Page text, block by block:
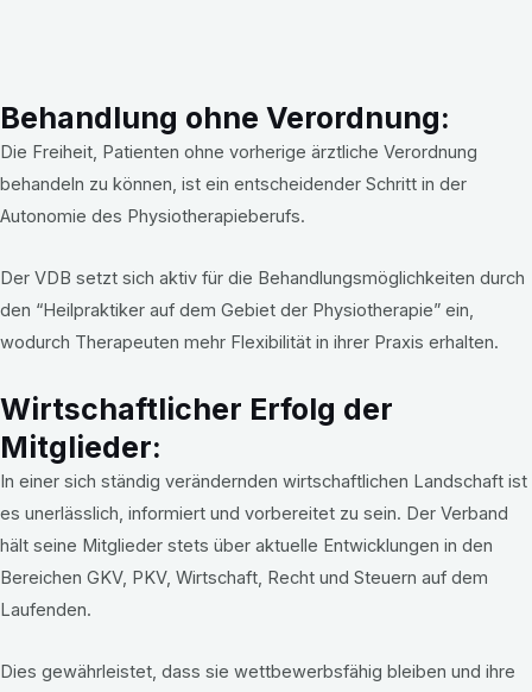
Behandlung ohne Verordnung:
Die Freiheit, Patienten ohne vorherige ärztliche Verordnung
behandeln zu können, ist ein entscheidender Schritt in der
Autonomie des Physiotherapieberufs.
Der VDB setzt sich aktiv für die Behandlungsmöglichkeiten durch
den “Heilpraktiker auf dem Gebiet der Physiotherapie” ein,
wodurch Therapeuten mehr Flexibilität in ihrer Praxis erhalten.
Wirtschaftlicher Erfolg der
Mitglieder:
In einer sich ständig verändernden wirtschaftlichen Landschaft ist
es unerlässlich, informiert und vorbereitet zu sein. Der Verband
hält seine Mitglieder stets über aktuelle Entwicklungen in den
Bereichen GKV, PKV, Wirtschaft, Recht und Steuern auf dem
Laufenden.
Dies gewährleistet, dass sie wettbewerbsfähig bleiben und ihre